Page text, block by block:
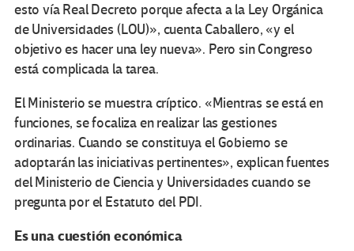
esto vía Real Decreto porque afecta a la Ley Orgánica
de Universidades (LOU)», cuenta Caballero, «y el
objetivo es hacer una ley nueva». Pero sin Congreso
está complicada la tarea.
El Ministerio se muestra críptico. «Mientras se está en
funciones, se focaliza en realizar las gestiones
ordinarias. Cuando se constituya el Gobierno se
adoptarán las iniciativas pertinentes», explican fuentes
del Ministerio de Ciencia y Universidades cuando se
pregunta por el Estatuto del PDI.
Es una cuestión económica